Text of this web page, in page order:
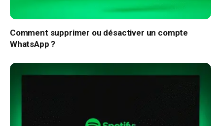
Comment supprimer ou désactiver un compte
WhatsApp ?